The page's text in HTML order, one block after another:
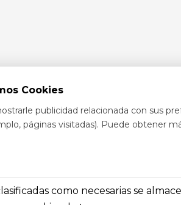
o contacta con
general
Cookies
publicidad relacionada con sus
páginas visitadas). Puede obtener
como necesarias se